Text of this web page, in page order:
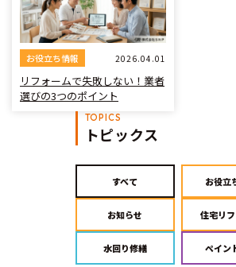
お役立ち情報 2026.04.01
リフォームで失敗しない！業者
選びの3つのポイント
トピックス
すべて お役立
お知らせ 住宅リ
水回り修繕 ペイン